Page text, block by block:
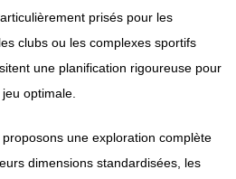
prisés pour les
clubs ou les complexes sportifs
une planification rigoureuse pour
optimale.
une exploration complète
dimensions standardisées, les